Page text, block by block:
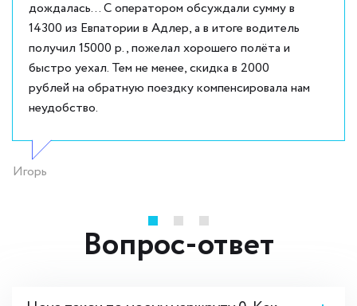
дождалась... С оператором обсуждали сумму в
14300 из Евпатории в Адлер, а в итоге водитель
получил 15000 р., пожелал хорошего полёта и
быстро уехал. Тем не менее, скидка в 2000
рублей на обратную поездку компенсировала нам
неудобство.
Игорь
Вопрос-ответ